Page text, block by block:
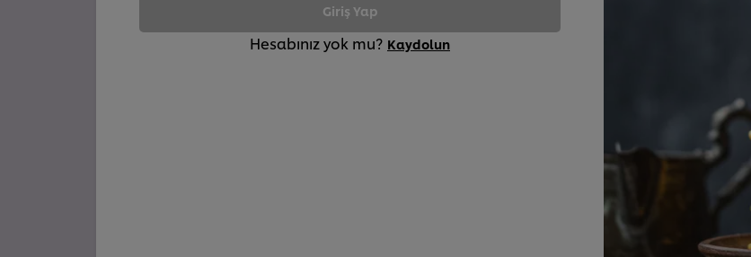
Giriş Yap
Hesabınız yok mu? Kaydolun